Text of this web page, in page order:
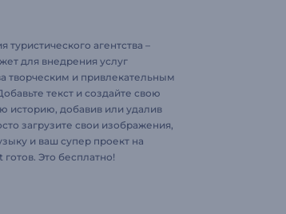
туристического агентства –
для внедрения услуг
творческим и привлекательным
текст и создайте свою
историю, добавив или удалив
загрузите свои изображения,
и ваш супер проект на
готов. Это бесплатно!